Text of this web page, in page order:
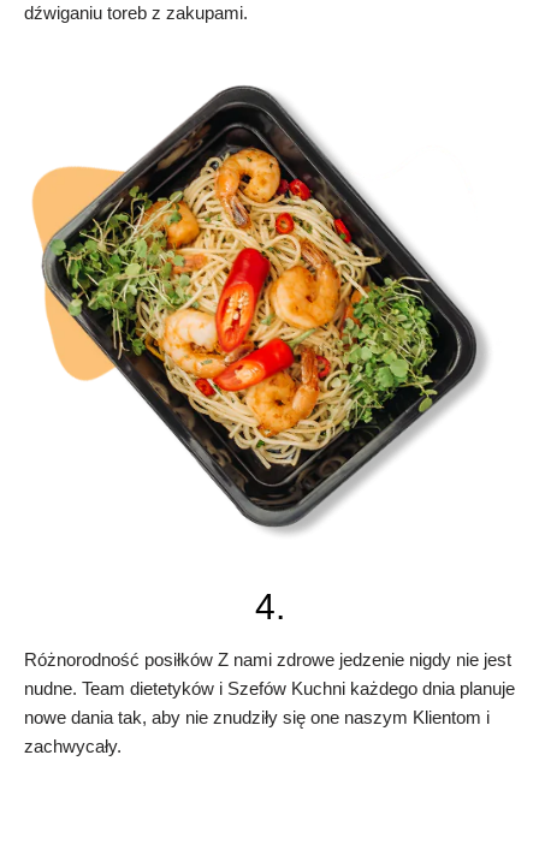
dźwiganiu toreb z zakupami.
4.
Różnorodność posiłków Z nami zdrowe jedzenie nigdy nie jest
nudne. Team dietetyków i Szefów Kuchni każdego dnia planuje
nowe dania tak, aby nie znudziły się one naszym Klientom i
zachwycały.